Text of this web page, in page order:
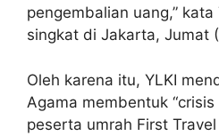
pengembalian uang,”
singkat di Jakarta, Jumat
Oleh karena itu, YLKI
Agama membentuk
peserta umrah First